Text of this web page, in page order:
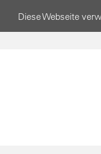
Diese Webseite